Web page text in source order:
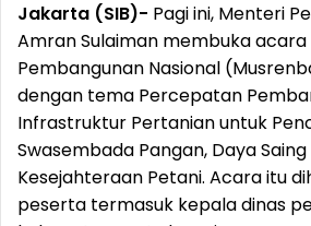
Jakarta (SIB)- Pagi ini, Menteri
Amran Sulaiman membuka
Pembangunan Nasional
dengan tema Percepatan
Infrastruktur Pertanian untuk
Swasembada Pangan, Daya
Kesejahteraan Petani. Acara itu
peserta termasuk kepala dinas